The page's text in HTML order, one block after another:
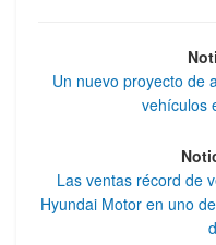
Un nuevo proyecto de
vehículos
Las ventas récord de
Hyundai Motor en uno